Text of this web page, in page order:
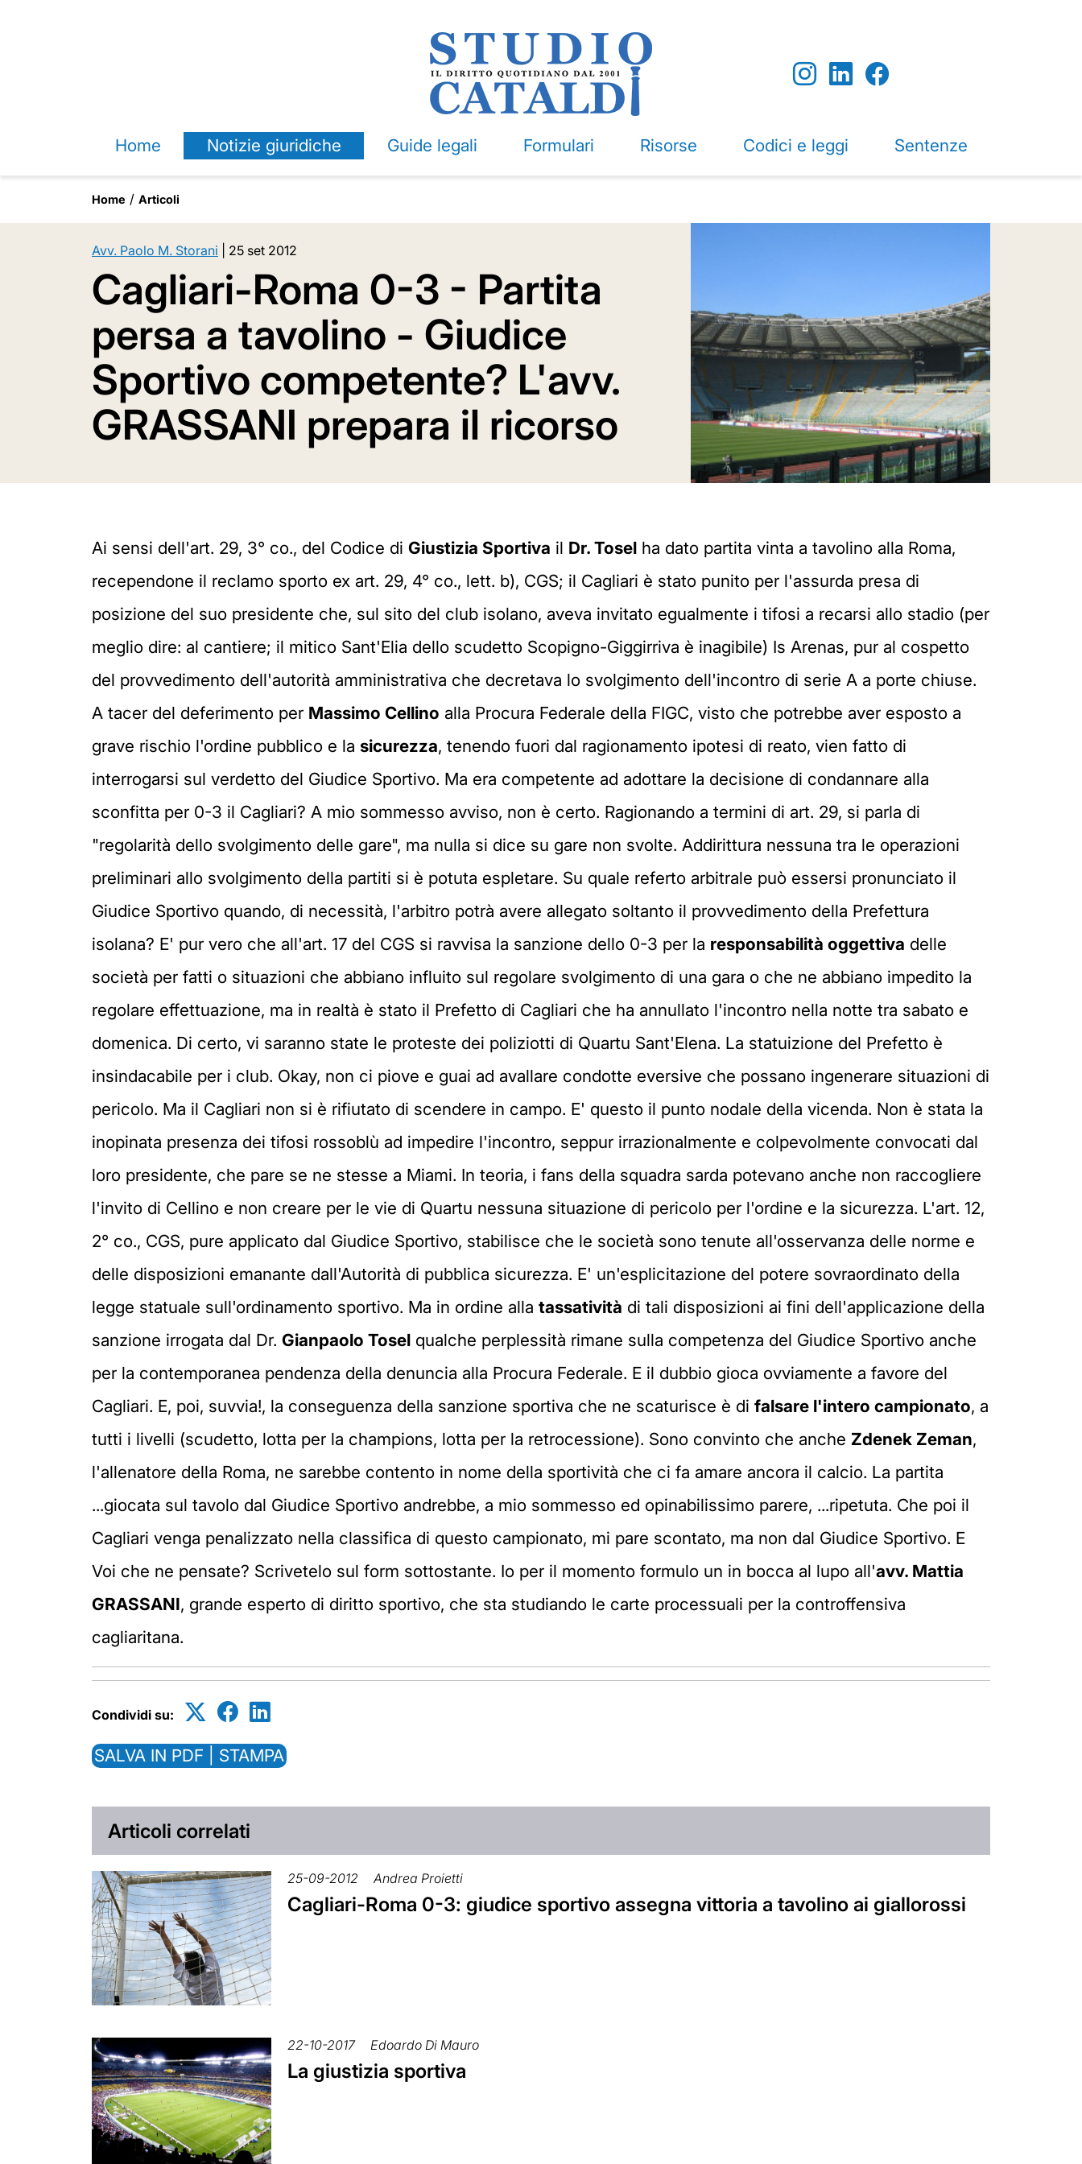
Home Notizie giuridiche Guide legali Formulari Risorse Codici e leggi Sentenze
Home Articoli
Avv. Paolo M. Storani 25 set 2012
Cagliari-Roma 0-3 - Partita
persa a tavolino - Giudice
Sportivo competente? L'avv.
GRASSANI prepara il ricorso
Ai sensi dell'art. 29, 3° co., del Codice di Giustizia Sportiva il Dr. Tosel ha dato partita vinta a tavolino alla Roma,
recependone il reclamo sporto ex art. 29, 4° co., lett. b), CGS; il Cagliari è stato punito per l'assurda presa di
posizione del suo presidente che, sul sito del club isolano, aveva invitato egualmente i tifosi a recarsi allo stadio (per
meglio dire: al cantiere; il mitico Sant'Elia dello scudetto Scopigno-Giggirriva è inagibile) Is Arenas, pur al cospetto
del provvedimento dell'autorità amministrativa che decretava lo svolgimento dell'incontro di serie A a porte chiuse.
A tacer del deferimento per Massimo Cellino alla Procura Federale della FIGC, visto che potrebbe aver esposto a
grave rischio l'ordine pubblico e la sicurezza, tenendo fuori dal ragionamento ipotesi di reato, vien fatto di
interrogarsi sul verdetto del Giudice Sportivo. Ma era competente ad adottare la decisione di condannare alla
sconfitta per 0-3 il Cagliari? A mio sommesso avviso, non è certo. Ragionando a termini di art. 29, si parla di
"regolarità dello svolgimento delle gare", ma nulla si dice su gare non svolte. Addirittura nessuna tra le operazioni
preliminari allo svolgimento della partiti si è potuta espletare. Su quale referto arbitrale può essersi pronunciato il
Giudice Sportivo quando, di necessità, l'arbitro potrà avere allegato soltanto il provvedimento della Prefettura
isolana? E' pur vero che all'art. 17 del CGS si ravvisa la sanzione dello 0-3 per la responsabilità oggettiva delle
società per fatti o situazioni che abbiano influito sul regolare svolgimento di una gara o che ne abbiano impedito la
regolare effettuazione, ma in realtà è stato il Prefetto di Cagliari che ha annullato l'incontro nella notte tra sabato e
domenica. Di certo, vi saranno state le proteste dei poliziotti di Quartu Sant'Elena. La statuizione del Prefetto è
insindacabile per i club. Okay, non ci piove e guai ad avallare condotte eversive che possano ingenerare situazioni di
pericolo. Ma il Cagliari non si è rifiutato di scendere in campo. E' questo il punto nodale della vicenda. Non è stata la
inopinata presenza dei tifosi rossoblù ad impedire l'incontro, seppur irrazionalmente e colpevolmente convocati dal
loro presidente, che pare se ne stesse a Miami. In teoria, i fans della squadra sarda potevano anche non raccogliere
l'invito di Cellino e non creare per le vie di Quartu nessuna situazione di pericolo per l'ordine e la sicurezza. L'art. 12,
2° co., CGS, pure applicato dal Giudice Sportivo, stabilisce che le società sono tenute all'osservanza delle norme e
delle disposizioni emanante dall'Autorità di pubblica sicurezza. E' un'esplicitazione del potere sovraordinato della
legge statuale sull'ordinamento sportivo. Ma in ordine alla tassatività di tali disposizioni ai fini dell'applicazione della
sanzione irrogata dal Dr. Gianpaolo Tosel qualche perplessità rimane sulla competenza del Giudice Sportivo anche
per la contemporanea pendenza della denuncia alla Procura Federale. E il dubbio gioca ovviamente a favore del
Cagliari. E, poi, suvvia!, la conseguenza della sanzione sportiva che ne scaturisce è di falsare l'intero campionato, a
tutti i livelli (scudetto, lotta per la champions, lotta per la retrocessione). Sono convinto che anche Zdenek Zeman,
l'allenatore della Roma, ne sarebbe contento in nome della sportività che ci fa amare ancora il calcio. La partita
...giocata sul tavolo dal Giudice Sportivo andrebbe, a mio sommesso ed opinabilissimo parere, ...ripetuta. Che poi il
Cagliari venga penalizzato nella classifica di questo campionato, mi pare scontato, ma non dal Giudice Sportivo. E
Voi che ne pensate? Scrivetelo sul form sottostante. Io per il momento formulo un in bocca al lupo all'avv. Mattia
GRASSANI, grande esperto di diritto sportivo, che sta studiando le carte processuali per la controffensiva
cagliaritana.
Condividi su:
SALVA IN PDF | STAMPA
Articoli correlati
25-09-2012 Andrea Proietti
Cagliari-Roma 0-3: giudice sportivo assegna vittoria a tavolino ai giallorossi
22-10-2017 Edoardo Di Mauro
La giustizia sportiva